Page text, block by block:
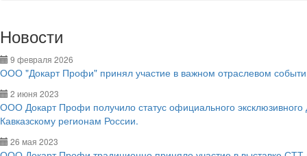
Новости
9 февраля 2026
ООО "Докарт Профи" принял участие в важном отраслевом
2 июня 2023
ООО Докарт Профи получило статус официального
Кавказскому регионам России.
26 мая 2023